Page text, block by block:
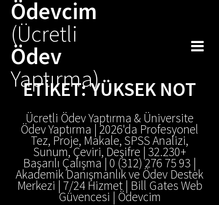
Ödevcim
(Ücretli
Ödev
Yaptırma)
ETIKET:YÜKSEK NOT
Ücretli Ödev Yaptırma & Üniversite
Ödev Yaptırma | 2026'da Profesyonel
Tez, Proje, Makale, SPSS Analizi,
Sunum, Çeviri, Deşifre | 32.230+
Başarılı Çalışma | 0 (312) 276 75 93 |
Akademik Danışmanlık ve Ödev Destek
Merkezi | 7/24 Hizmet | Bill Gates Web
Güvencesi | Ödevcim